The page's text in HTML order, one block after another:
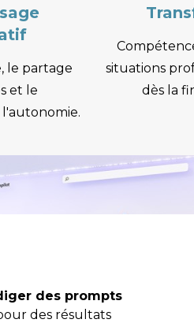
le partage
et le
situations
dès la
des prompts
des résultats